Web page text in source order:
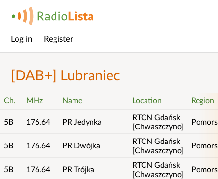
Main
Log in Register
[DAB+] Lubraniec
Ch. MHz Name Location Region
5B 176.64 PR Jedynka
RTCN Gdańsk
[Chwaszczyno]
5B 176.64 PR Dwójka
RTCN Gdańsk
[Chwaszczyno]
5B 176.64 PR Trójka
RTCN Gdańsk
[Chwaszczyno]